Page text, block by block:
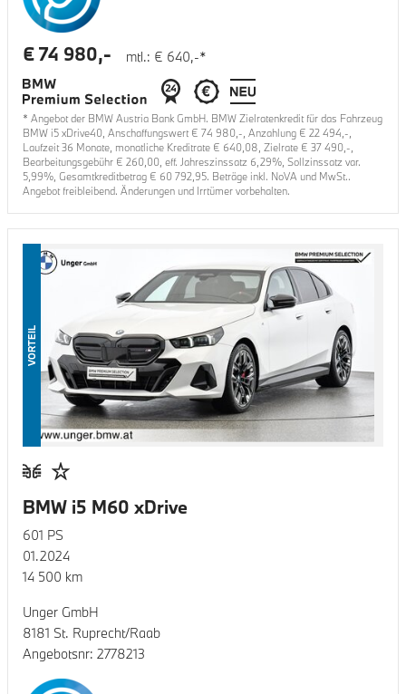
mtl.: € 640,-*
€ 74 980,-
* Angebot der BMW Austria Bank GmbH. BMW Zielratenkredit für das Fahrzeug
BMW i5 xDrive40 , Anschaffungswert € 74 980 ,-, Anzahlung € 22 494 ,-,
Laufzeit36 Monate, monatliche Kreditrate € 640,08 , Zielrate € 37 490 ,-,
Bearbeitungsgebühr € 260,00 , eff. Jahreszinssatz 6,29%, Sollzinssatz var.
5,99%, Gesamtkreditbetrag € 60 792,95. Beträge inkl. NoVA und MwSt..
Angebot freibleibend. Änderungen und Irrtümer vorbehalten.
VORTEIL
BMW i5 M60 xDrive
601 PS
01.2024
14 500 km
Unger GmbH
8181 St. Ruprecht/Raab
Angebotsnr: 2778213